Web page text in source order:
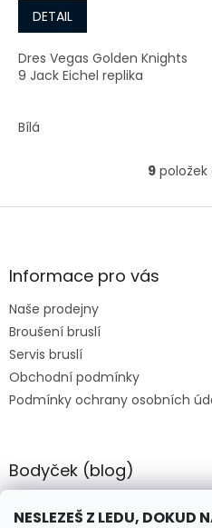
NESLEZEŠ Z LEDU, DOKUD
DETAIL
Dres Vegas Golden Knights
9 Jack Eichel replika
Bílá
l
v
u
9
Z
aInformace pro vás
Naše prodejny
Broušení bruslí
Servis bruslí
Obchodní podmínky
Podmínky ochrany osobních
Bodyček (blog)
BIOSTEEL - Kdy je vhodné